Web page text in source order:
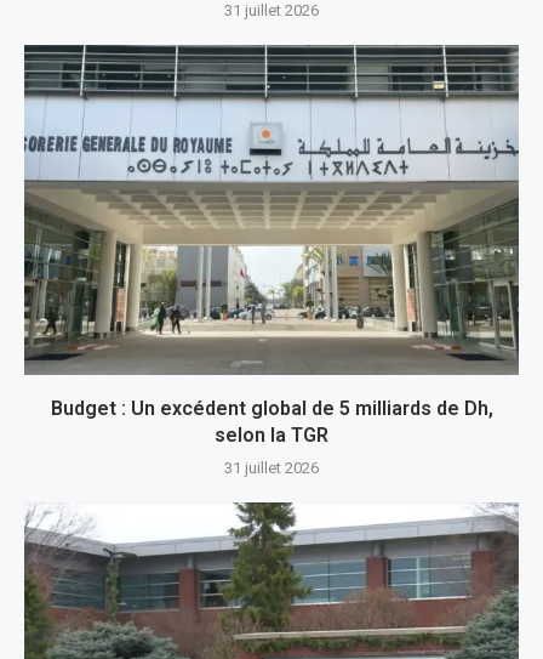
31 juillet 2026
Budget : Un excédent global de 5 milliards de Dh,
selon la TGR
31 juillet 2026